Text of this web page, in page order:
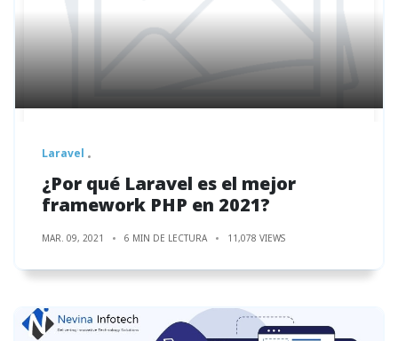
Laravel
¿Por qué Laravel es el mejor
framework PHP en 2021?
MAR. 09, 2021 6 MIN DE LECTURA 11,078 VIEWS